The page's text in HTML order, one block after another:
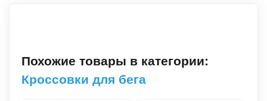
Похожие товары в категории:
Кроссовки для бега